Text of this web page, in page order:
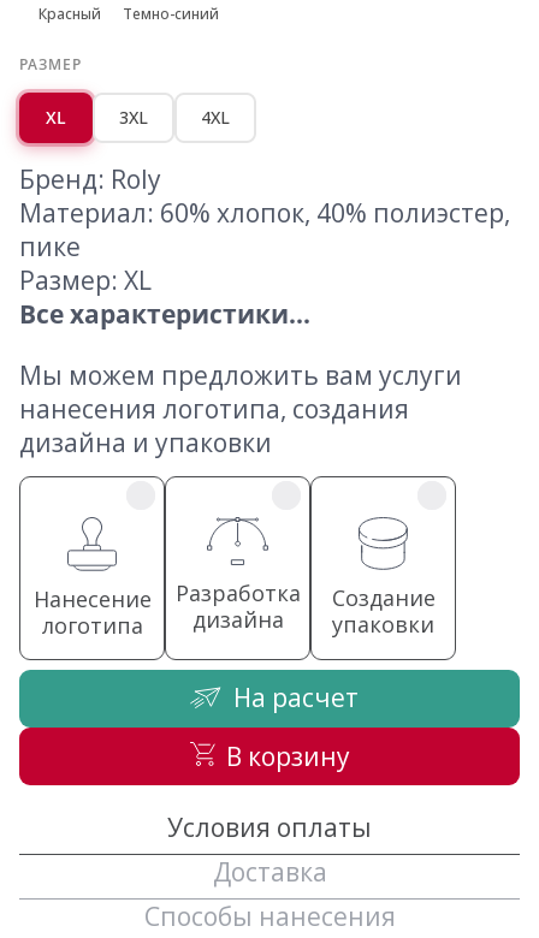
Красный Темно-синий
РАЗМЕР
XL 3XL 4XL
Бренд: Roly
Материал: 60% хлопок, 40% полиэстер,
пике
Размер: XL
Все характеристики...
Мы можем предложить вам услуги
нанесения логотипа, создания
дизайна и упаковки
Нанесение
логотипа
Разработка
дизайна
Создание
упаковки
На расчет
В корзину
Условия оплаты
Доставка
Способы нанесения